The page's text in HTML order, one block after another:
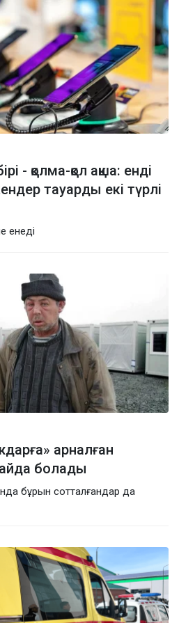
- қолма-қол ақша: енді
тауарды екі түрлі
енеді
арналған
болады
бұрын сотталғандар да